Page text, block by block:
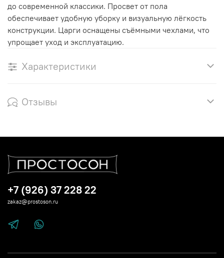
до современной классики. Просвет от пола
обеспечивает удобную уборку и визуальную лёгкость
конструкции. Царги оснащены съёмными чехлами, что
упрощает уход и эксплуатацию.
Характеристики
Отзывы
+7 (926) 37 228 22
zakaz@prostoson.ru